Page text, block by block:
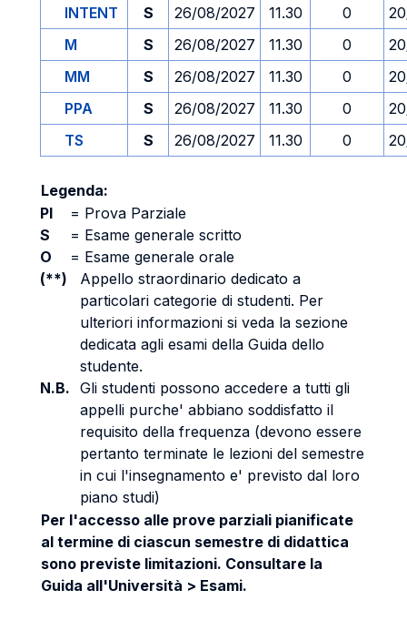
INTENT
S 26/08/2027 11.30 0
M
S 26/08/2027 11.30 0
MM
S 26/08/2027 11.30 0
PPA
S 26/08/2027 11.30 0
TS
S 26/08/2027 11.30 0
Legenda:
PI
= Prova Parziale
S
= Esame generale scritto
O
= Esame generale orale
(**)
Appello straordinario dedicato a
particolari categorie di studenti. Per
ulteriori informazioni si veda la sezione
dedicata agli esami della Guida dello
studente.
N.B. Gli studenti possono accedere a tutti gli
appelli purche' abbiano soddisfatto il
requisito della frequenza (devono essere
pertanto terminate le lezioni del semestre
in cui l'insegnamento e' previsto dal loro
piano studi)
Per l'accesso alle prove parziali pianificate
al termine di ciascun semestre di didattica
sono previste limitazioni. Consultare la
Guida all'Università > Esami.